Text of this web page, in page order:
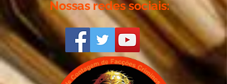
Nossas redes sociais: